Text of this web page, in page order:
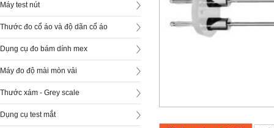
Máy test nút
Thước đo cổ áo và độ dãn cổ áo
Dụng cụ đo bám dính mex
Máy đo độ mài mòn vải
Thước xám - Grey scale
Dụng cụ test mắt